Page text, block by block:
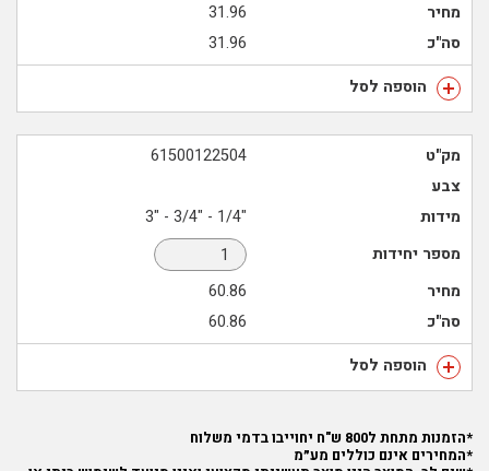
מחיר
31.96
סה"כ
31.96
הוספה לסל
מק"ט
61500122504
צבע
מידות
"1/4 - "3/4 - "3
מספר יחידות
מחיר
60.86
סה"כ
60.86
הוספה לסל
*הזמנות מתחת ל800 ש"ח יחוייבו בדמי משלוח
*המחירים אינם כוללים מע״מ